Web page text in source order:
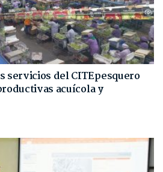
servicios del CITEpesquero
acuícola y